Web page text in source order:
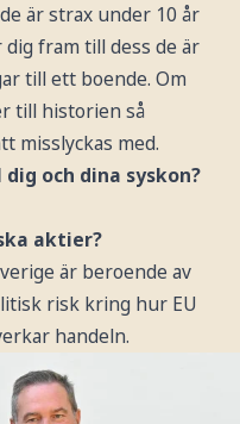
är strax under 10 år
fram till dess de är
till ett boende. Om
till historien så
misslyckas med.
och dina syskon?
aktier?
är beroende av
risk kring hur EU
handeln.